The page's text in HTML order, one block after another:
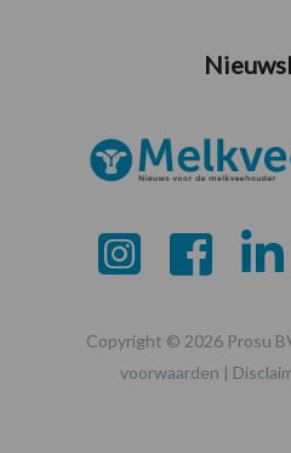
Copyright © 2026 Prosu
voorwaarden |